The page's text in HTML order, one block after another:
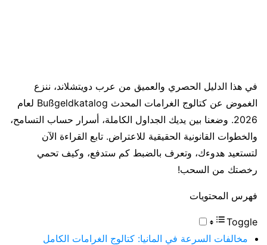
في هذا الدليل الحصري والعميق من عرب دويتشلاند، ننزع
الغموض عن كتالوج الغرامات المحدث Bußgeldkatalog لعام
2026. وضعنا بين يديك الجداول الكاملة، أسرار حساب التسامح،
والخطوات القانونية الحقيقية للاعتراض. تابع القراءة الآن
لتستعيد هدوءك، وتعرف بالضبط كم ستدفع، وكيف تحمي
رخصتك من السحب!
فهرس المحتويات
Toggle
مخالفات السرعة في المانيا: كتالوج الغرامات الكامل